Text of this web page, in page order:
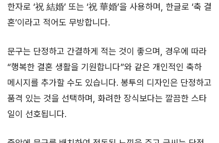
한자로 ‘祝 結婚’ 또는 ‘祝 華婚’을 사용하며, 한글로 ‘축 결
혼’이라고 적어도 무방합니다.
문구는 단정하고 간결하게 적는 것이 좋으며, 경우에 따라
“행복한 결혼 생활을 기원합니다”와 같은 개인적인 축하
메시지를 추가할 수도 있습니다. 봉투의 디자인은 단정하고
품격 있는 것을 선택하며, 화려한 장식보다는 깔끔한 스타
일이 선호됩니다.